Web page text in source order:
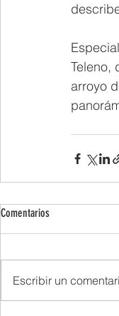
Teleno,
arroyo
Comentarios
Escribir un